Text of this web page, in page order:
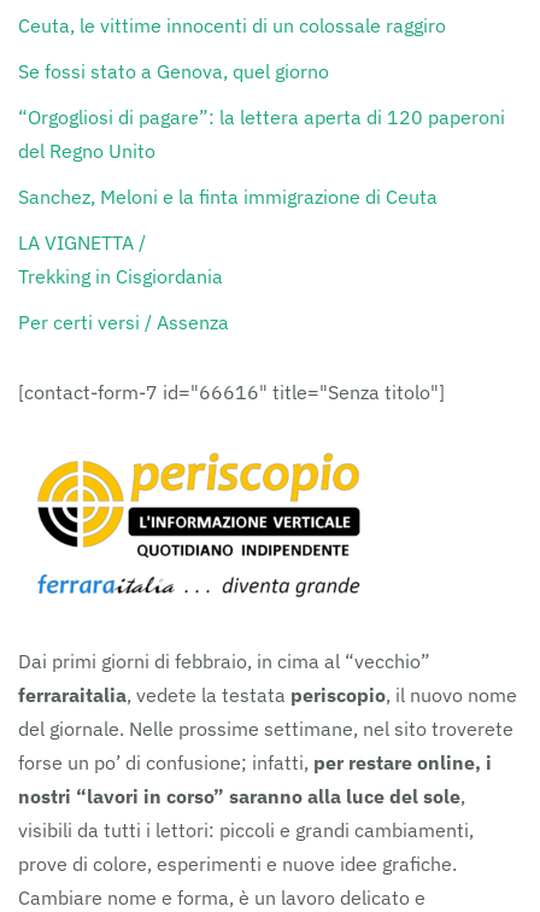
Ceuta, le vittime innocenti di un colossale raggiro
Se fossi stato a Genova, quel giorno
“Orgogliosi di pagare”: la lettera aperta di 120 paperoni
del Regno Unito
Sanchez, Meloni e la finta immigrazione di Ceuta
LA VIGNETTA /
Trekking in Cisgiordania
Per certi versi / Assenza
[contact-form-7 id="66616" title="Senza titolo"]
Dai primi giorni di febbraio, in cima al “vecchio”
ferraraitalia, vedete la testata periscopio, il nuovo nome
del giornale. Nelle prossime settimane, nel sito troverete
forse un po’ di confusione; infatti, per restare online, i
nostri “lavori in corso” saranno alla luce del sole,
visibili da tutti i lettori: piccoli e grandi cambiamenti,
prove di colore, esperimenti e nuove idee grafiche.
Cambiare nome e forma, è un lavoro delicato e